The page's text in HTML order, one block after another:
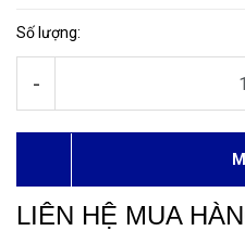
Số lượng:
-
LIÊN HỆ MUA